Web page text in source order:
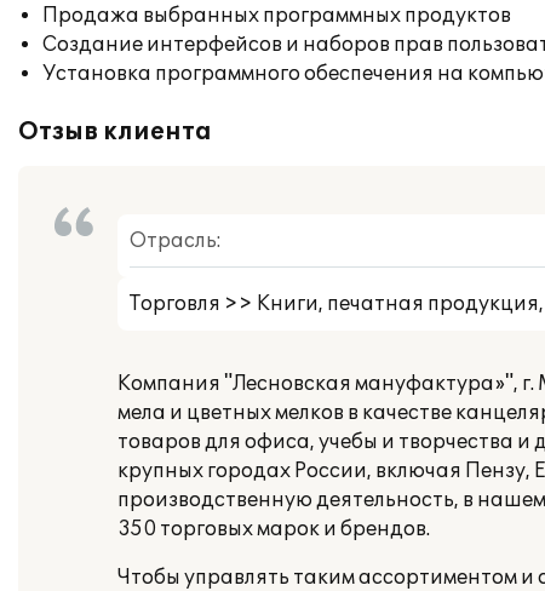
Продажа выбранных программных продуктов
Создание интерфейсов и наборов прав
Установка программного обеспечения на
Отзыв клиента
Отрасль:
Торговля >> Книги, печатная
Компания "Лесновская мануфактура»", г.
мела и цветных мелков в качестве
товаров для офиса, учебы и творчества
крупных городах России, включая
производственную деятельность, в
350 торговых марок и брендов.
Чтобы управлять таким ассортиментом и